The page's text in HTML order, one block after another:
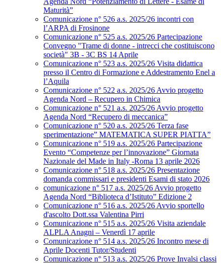
Maturità”
Comunicazione n° 526 a.s. 2025/26 incontri con
l’ARPA di Frosinone
Comunicazione n° 525 a.s. 2025/26 Partecipazione
Convegno "Trame di donne - intrecci che costituiscono
società" 3B - 3C BS 14 Aprile
Comunicazione n° 523 a.s. 2025/26 Visita didattica
presso il Centro di Formazione e Addestramento Enel a
l’Aquila
Comunicazione n° 522 a.s. 2025/26 Avvio progetto
Agenda Nord – Recupero in Chimica
Comunicazione n° 521 a.s. 2025/26 Avvio progetto
Agenda Nord “Recupero di meccanica”
Comunicazione n° 520 a.s. 2025/26 Terza fase
sperimentazione” MATEMATICA SUPER PIATTA”
Comunicazione n° 519 a.s. 2025/26 Partecipazione
Evento “Competenze per l’innovazione” Giornata
Nazionale del Made in Italy -Roma 13 aprile 2026
Comunicazione n° 518 a.s. 2025/26 Presentazione
domanda commissari e presidenti Esami di stato 2026
comunicazione n° 517 a.s. 2025/26 Avvio progetto
Agenda Nord “Biblioteca d’Istituto” Edizione 2
Comunicazione n° 516 a.s. 2025/26 Avvio sportello
d'ascolto Dott.ssa Valentina Pirri
Comunicazione n° 515 a.s. 2025/26 Visita aziendale
ALPLA Anagni – Venerdì 17 aprile
Comunicazione n° 514 a.s. 2025/26 Incontro mese di
Aprile Docenti Tutor/Studenti
Comunicazione n° 513 a.s. 2025/26 Prove Invalsi classi